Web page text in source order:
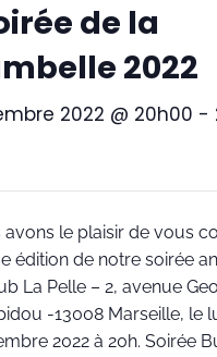
de la
2022
2022 @ 20h00 -
avons le plaisir de vous
édition de notre soirée
La Pelle – 2, avenue
-13008 Marseille, le
2022 à 20h. Soirée